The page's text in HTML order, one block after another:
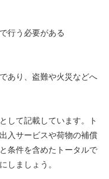
行う必要がある
あり、盗難や火災などへ
して記載しています。ト
入サービスや荷物の補償
条件を含めたトータルで
しましょう。